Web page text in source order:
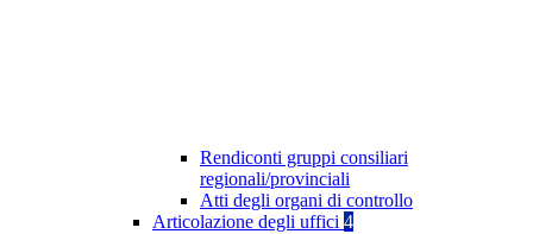
Rendiconti gruppi consiliari
regionali/provinciali
Atti degli organi di controllo
Articolazione degli uffici 4